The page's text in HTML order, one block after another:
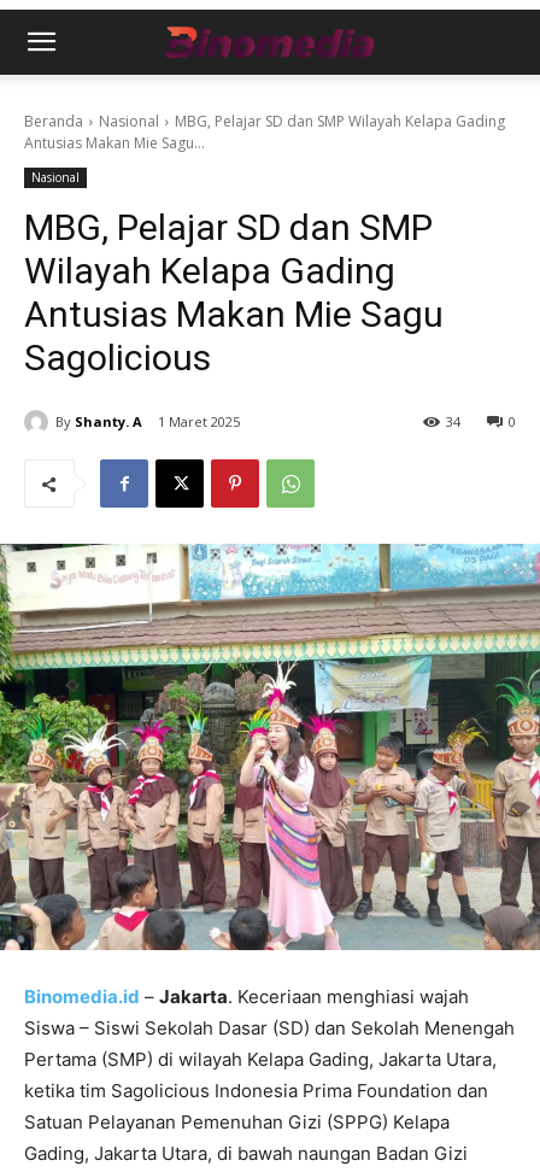
Beranda Nasional
MBG, Pelajar SD dan SMP Wilayah Kelapa Gading
Antusias Makan Mie Sagu...
Nasional
MBG, Pelajar SD dan SMP
Wilayah Kelapa Gading
Antusias Makan Mie Sagu
Sagolicious
By Shanty. A 1 Maret 2025 0
34
Binomedia.id – Jakarta. Keceriaan menghiasi wajah
Siswa – Siswi Sekolah Dasar (SD) dan Sekolah Menengah
Pertama (SMP) di wilayah Kelapa Gading, Jakarta Utara,
ketika tim Sagolicious Indonesia Prima Foundation dan
Satuan Pelayanan Pemenuhan Gizi (SPPG) Kelapa
Gading, Jakarta Utara, di bawah naungan Badan Gizi